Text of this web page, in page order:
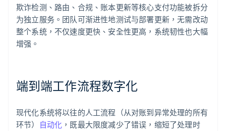
欺诈检测、路由、合规、账本更新等核心支付功能被拆分
为独立服务。团队可渐进性地测试与部署更新，无需改动
整个系统，不仅速度更快、安全性更高，系统韧性也大幅
增强。
端到端工作流程数字化
现代化系统将以往的人工流程（从对账到异常处理的所有
环节）
自动化 ，既最大限度减少了错误，缩短了处理时